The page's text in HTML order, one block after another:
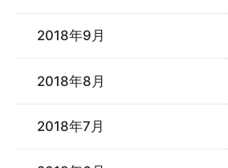
2018年9月
2018年8月
2018年7月